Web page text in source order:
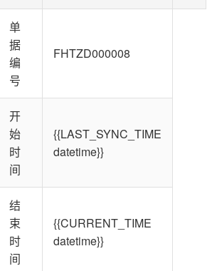
单
据
编
号
FHTZD000008
开
始
时
间
{{LAST_SYNC_TIME
datetime}}
结
束
时
间
{{CURRENT_TIME
datetime}}